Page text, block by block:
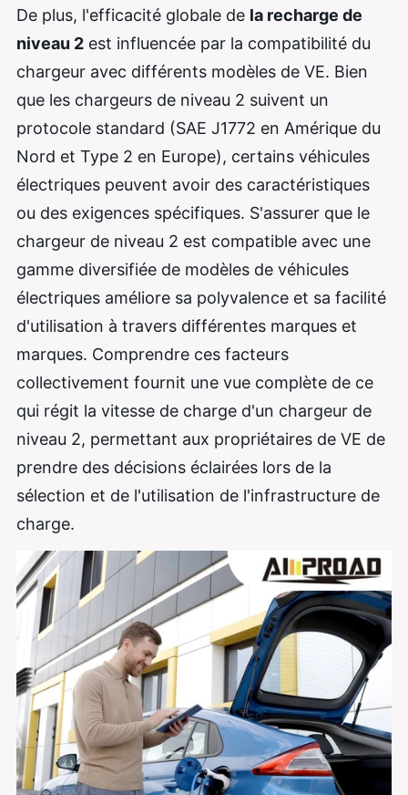
De plus, l'efficacité globale de la recharge de
niveau 2 est influencée par la compatibilité du
chargeur avec différents modèles de VE. Bien
que les chargeurs de niveau 2 suivent un
protocole standard (SAE J1772 en Amérique du
Nord et Type 2 en Europe), certains véhicules
électriques peuvent avoir des caractéristiques
ou des exigences spécifiques. S'assurer que le
chargeur de niveau 2 est compatible avec une
gamme diversifiée de modèles de véhicules
électriques améliore sa polyvalence et sa facilité
d'utilisation à travers différentes marques et
marques. Comprendre ces facteurs
collectivement fournit une vue complète de ce
qui régit la vitesse de charge d'un chargeur de
niveau 2, permettant aux propriétaires de VE de
prendre des décisions éclairées lors de la
sélection et de l'utilisation de l'infrastructure de
charge.